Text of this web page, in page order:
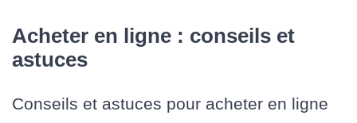
Acheter en ligne : conseils et
astuces
Conseils et astuces pour acheter en ligne